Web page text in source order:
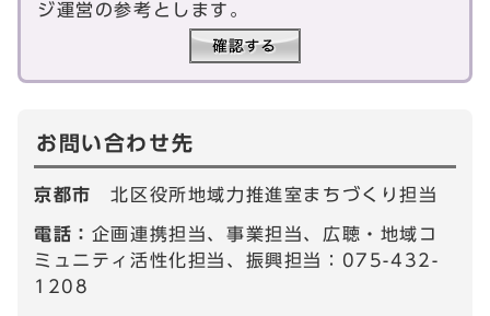
ジ運営の参考とします。
お問い合わせ先
京都市北区役所地域力推進室まちづくり担当
電話： 企画連携担当、事業担当、広聴・地域コ
ミュニティ活性化担当、振興担当：075-432-
1208